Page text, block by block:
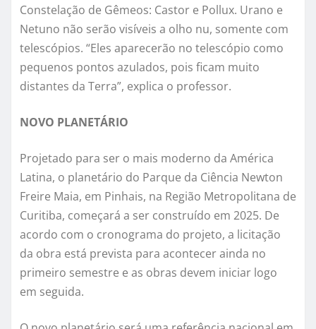
Constelação de Gêmeos: Castor e Pollux. Urano e
Netuno não serão visíveis a olho nu, somente com
telescópios. “Eles aparecerão no telescópio como
pequenos pontos azulados, pois ficam muito
distantes da Terra”, explica o professor.
NOVO PLANETÁRIO
Projetado para ser o mais moderno da América
Latina, o planetário do Parque da Ciência Newton
Freire Maia, em Pinhais, na Região Metropolitana de
Curitiba, começará a ser construído em 2025. De
acordo com o cronograma do projeto, a licitação
da obra está prevista para acontecer ainda no
primeiro semestre e as obras devem iniciar logo
em seguida.